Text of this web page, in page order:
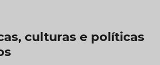
culturas e políticas